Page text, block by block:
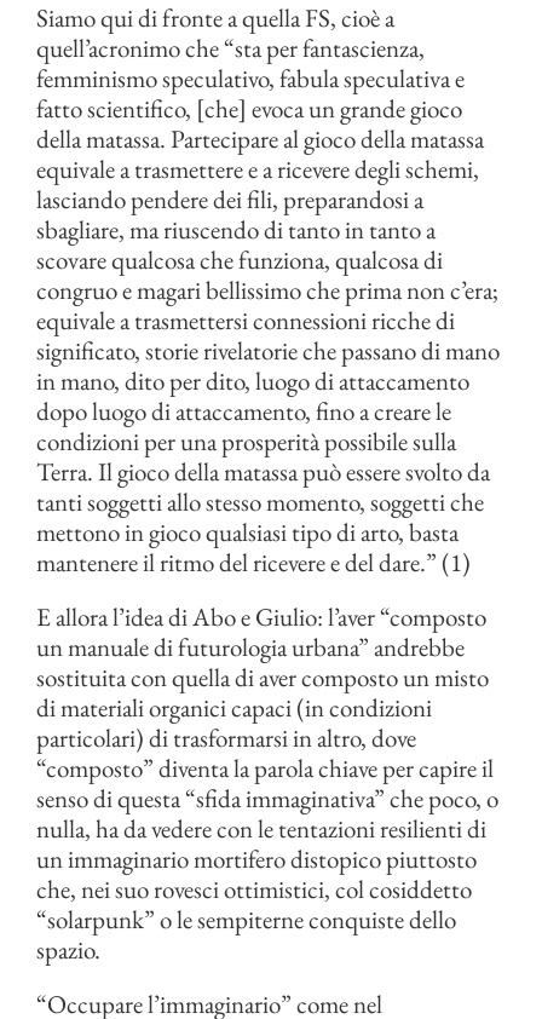
Siamo qui di fronte a quella FS, cioè a
quell’acronimo che “sta per fantascienza,
femminismo speculativo, fabula speculativa e
fatto scientifico, [che] evoca un grande gioco
della matassa. Partecipare al gioco della matassa
equivale a trasmettere e a ricevere degli schemi,
lasciando pendere dei fili, preparandosi a
sbagliare, ma riuscendo di tanto in tanto a
scovare qualcosa che funziona, qualcosa di
congruo e magari bellissimo che prima non c’era;
equivale a trasmettersi connessioni ricche di
significato, storie rivelatorie che passano di mano
in mano, dito per dito, luogo di attaccamento
dopo luogo di attaccamento, fino a creare le
condizioni per una prosperità possibile sulla
Terra. Il gioco della matassa può essere svolto da
tanti soggetti allo stesso momento, soggetti che
mettono in gioco qualsiasi tipo di arto, basta
mantenere il ritmo del ricevere e del dare.” (1)
E allora l’idea di Abo e Giulio: l’aver “composto
un manuale di futurologia urbana” andrebbe
sostituita con quella di aver composto un misto
di materiali organici capaci (in condizioni
particolari) di trasformarsi in altro, dove
“composto” diventa la parola chiave per capire il
senso di questa “sfida immaginativa” che poco, o
nulla, ha da vedere con le tentazioni resilienti di
un immaginario mortifero distopico piuttosto
che, nei suo rovesci ottimistici, col cosiddetto
“solarpunk” o le sempiterne conquiste dello
spazio.
“Occupare l’immaginario” come nel